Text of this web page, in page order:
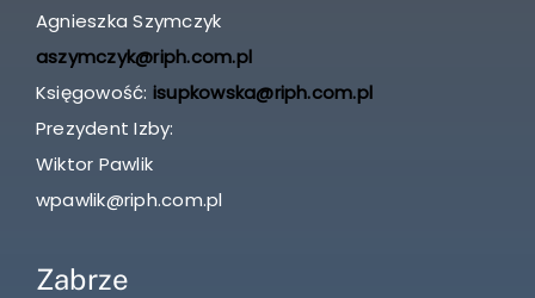
Agnieszka Szymczyk
aszymczyk@riph.com.pl
Księgowość: isupkowska@riph.com.pl
Prezydent Izby:
Wiktor Pawlik
wpawlik@riph.com.pl
Zabrze